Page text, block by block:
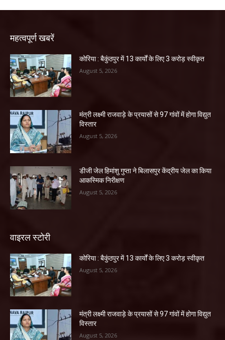
महत्वपूर्ण खबरें
कोरिया : बैकुंठपुर में 13 कार्यों के लिए 3 करोड़ स्वीकृत
August 5, 2026
मंत्री लक्ष्मी राजवाड़े के प्रयासों से 97 गांवों में होगा विद्युत
विस्तार
August 5, 2026
डीजी जेल हिमांशु गुप्ता ने बिलासपुर केंद्रीय जेल का किया
आकस्मिक निरीक्षण
August 5, 2026
वाइरल स्टोरी
कोरिया : बैकुंठपुर में 13 कार्यों के लिए 3 करोड़ स्वीकृत
August 5, 2026
मंत्री लक्ष्मी राजवाड़े के प्रयासों से 97 गांवों में होगा विद्युत
विस्तार
August 5, 2026